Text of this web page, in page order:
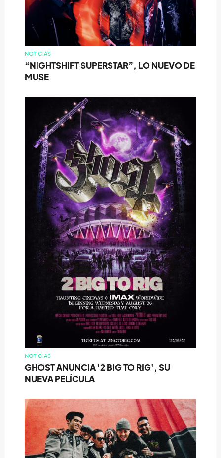
NOTICIAS
“NIGHTSHIFT SUPERSTAR”, LO NUEVO DE
MUSE
NOTICIAS
GHOST ANUNCIA '2 BIG TO RIG', SU
NUEVA PELÍCULA